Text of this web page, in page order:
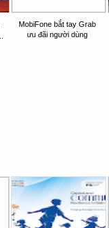
MobiFone bắt tay Grab
ưu đãi người dùng